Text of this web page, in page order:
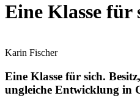
Eine Klasse für
Karin Fischer
Eine Klasse für sich.
ungleiche Entwicklung in